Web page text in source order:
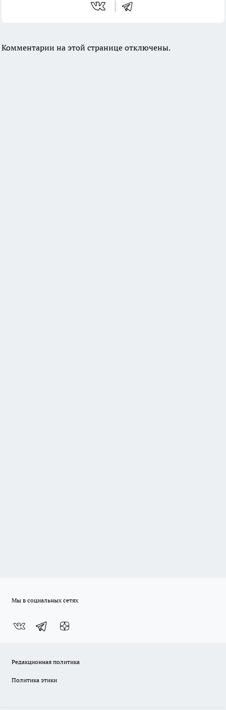
Комментарии на этой странице отключены.
Мы в социальных сетях
Редакционная политика
Политика этики